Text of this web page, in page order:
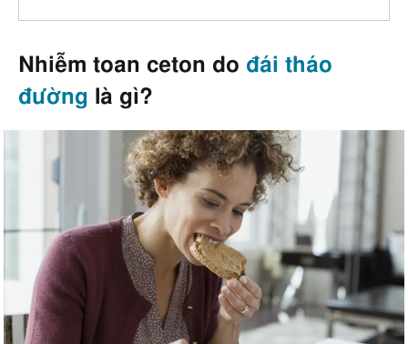
Nhiễm toan ceton do đái tháo
đường là gì?